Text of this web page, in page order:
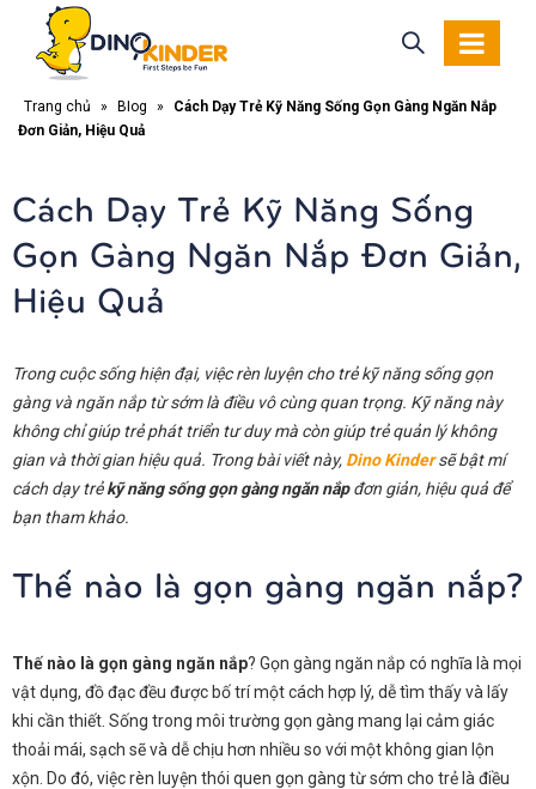
Trang chủ » Blog »
Cách Dạy Trẻ Kỹ Năng Sống Gọn Gàng Ngăn Nắp
Đơn Giản, Hiệu Quả
Cách Dạy Trẻ Kỹ Năng Sống
Gọn Gàng Ngăn Nắp Đơn Giản,
Hiệu Quả
Trong cuộc sống hiện đại, việc rèn luyện cho trẻ kỹ năng sống gọn
gàng và ngăn nắp từ sớm là điều vô cùng quan trọng. Kỹ năng này
không chỉ giúp trẻ phát triển tư duy mà còn giúp trẻ quản lý không
gian và thời gian hiệu quả. Trong bài viết này, Dino Kindersẽ bật mí
cách dạy trẻkỹ năng sống gọn gàng ngăn nắpđơn giản, hiệu quả để
bạn tham khảo.
Thế nào là gọn gàng ngăn nắp?
Thế nào là gọn gàng ngăn nắp? Gọn gàng ngăn nắp có nghĩa là mọi
vật dụng, đồ đạc đều được bố trí một cách hợp lý, dễ tìm thấy và lấy
khi cần thiết. Sống trong môi trường gọn gàng mang lại cảm giác
thoải mái, sạch sẽ và dễ chịu hơn nhiều so với một không gian lộn
xộn. Do đó, việc rèn luyện thói quen gọn gàng từ sớm cho trẻ là điều